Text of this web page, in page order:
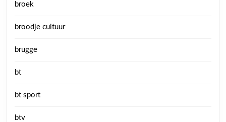
broek
broodje cultuur
brugge
bt
bt sport
btv